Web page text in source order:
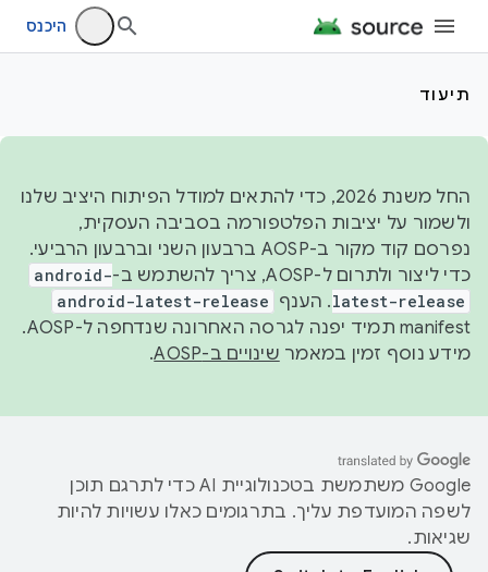
היכנס
תיעוד
החל משנת 2026, כדי להתאים למודל הפיתוח היציב שלנו
ולשמור על יציבות הפלטפורמה בסביבה העסקית,
נפרסם קוד מקור ב-AOSP ברבעון השני וברבעון הרביעי.
כדי ליצור ולתרום ל-AOSP, צריך להשתמש ב-
android-
latest-release. הענף android-latest-release
manifest תמיד יפנה לגרסה האחרונה שנדחפה ל-AOSP.
מידע נוסף זמין במאמר שינויים ב-AOSP .
‫Google משתמשת בטכנולוגיית AI כדי לתרגם תוכן
לשפה המועדפת עליך. בתרגומים כאלו עשויות להיות
שגיאות.